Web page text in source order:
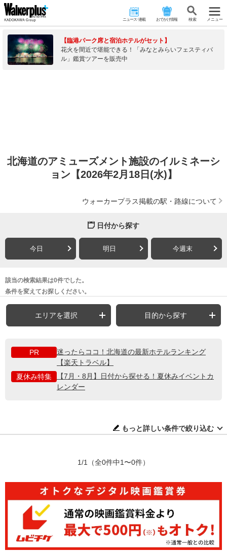
ニュース･連載 おでかけ情報 検 索 メニュー
【臨港パーク席と宿泊ホテルがセット】
花火を間近で堪能できる！「みなとみらいフェスティバ
ル」鑑賞ツアーを販売中
北海道のアミューズメント施設のイルミネーシ
ョン【2026年2月18日(水)】
ウォーカープラス掲載の駅・路線について
日付から探す
今日 明日 今週末
該当の検索結果は0件でした。
条件を変えてお探しください。
エリアを選択 目的から探す
PR
迷ったらココ！北海道の最新ホテルランキング
【楽天トラベル】
夏休み特集
【7月・8月】日付から探せる！夏休みイベントカ
レンダー
もっと詳しい条件で絞り込む
1/1 （全0件中1〜0件）